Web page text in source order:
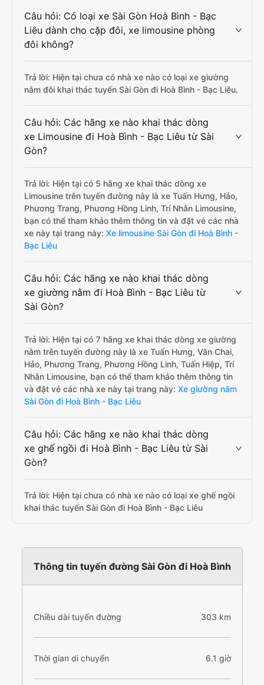
Câu hỏi: Có loại xe Sài Gòn Hoà Bình - Bạc
Liêu dành cho cặp đôi, xe limousine phòng
đôi không?
Trả lời: Hiện tại chưa có nhà xe nào có loại xe giường
nằm đôi khai thác tuyến Sài Gòn đi Hoà Bình - Bạc Liêu.
Câu hỏi: Các hãng xe nào khai thác dòng
xe Limousine đi Hoà Bình - Bạc Liêu từ Sài
Gòn?
Trả lời: Hiện tại có 5 hãng xe khai thác dòng xe
Limousine trên tuyến đường này là xe Tuấn Hưng, Hảo,
Phương Trang, Phương Hồng Linh, Trí Nhân Limousine,
bạn có thể tham khảo thêm thông tin và đặt vé các nhà
xe này tại trang này: Xe limousine Sài Gòn đi Hoà Bình -
Bạc Liêu
Câu hỏi: Các hãng xe nào khai thác dòng
xe giường nằm đi Hoà Bình - Bạc Liêu từ
Sài Gòn?
Trả lời: Hiện tại có 7 hãng xe khai thác dòng xe giường
nằm trên tuyến đường này là xe Tuấn Hưng, Văn Chai,
Hảo, Phương Trang, Phương Hồng Linh, Tuấn Hiệp, Trí
Nhân Limousine, bạn có thể tham khảo thêm thông tin
và đặt vé các nhà xe này tại trang này: Xe giường nằm
Sài Gòn đi Hoà Bình - Bạc Liêu
Câu hỏi: Các hãng xe nào khai thác dòng
xe ghế ngồi đi Hoà Bình - Bạc Liêu từ Sài
Gòn?
Trả lời: Hiện tại chưa có nhà xe nào có loại xe ghế ngồi
khai thác tuyến Sài Gòn đi Hoà Bình - Bạc Liêu
Thông tin tuyến đường Sài Gòn đi Hoà Bình
Chiều dài tuyến đường 303 km
Thời gian di chuyển 6.1 giờ